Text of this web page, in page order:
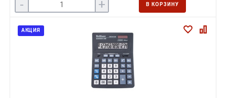
- + В КОРЗИНУ
АКЦИЯ